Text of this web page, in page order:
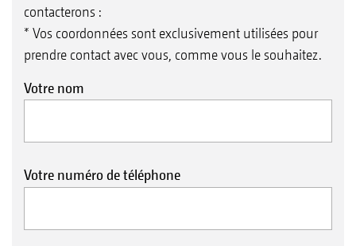
contacterons :
* Vos coordonnées sont exclusivement utilisées pour
prendre contact avec vous, comme vous le souhaitez.
Votre nom
Votre numéro de téléphone